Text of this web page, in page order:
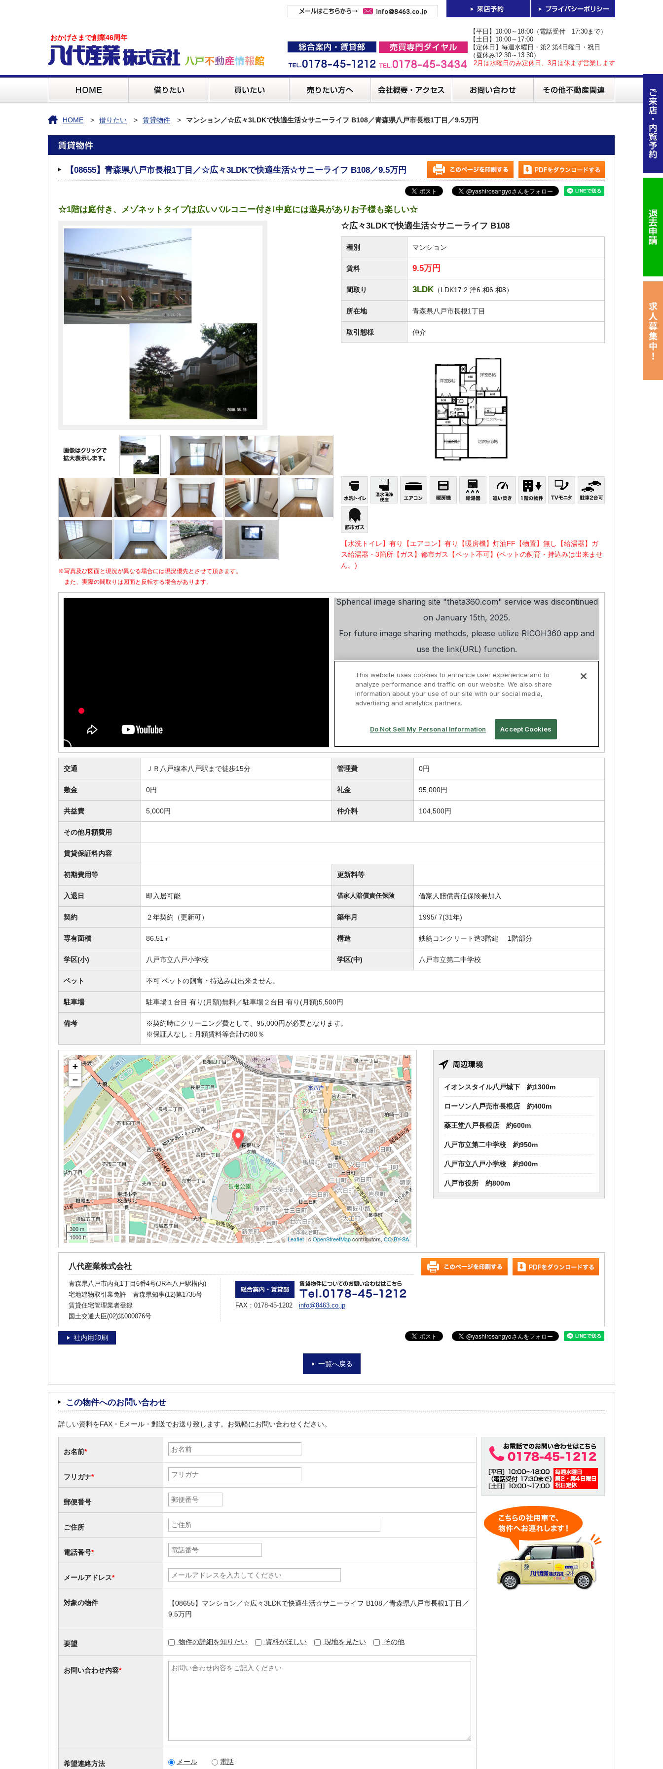
おかげさまで創業46周年
【平日】10:00～18:00（電話受付 17:30まで）
【土日】10:00～17:00
【定休日】毎週水曜日・第2 第4日曜日・祝日
（昼休み12:30～13:30）
2月は水曜日のみ定休日、3月は休まず営業します
HOME 借りたい 賃貸物件 マンション／☆広々3LDKで快適生活☆サニーライフ B108／青森県八戸市長根1丁目／9.5万円
【08655】青森県八戸市長根1丁目／☆広々3LDKで快適生活☆サニーライフ B108／9.5万円
☆1階は庭付き、メゾネットタイプは広いバルコニー付き!中庭には遊具がありお子様も楽しい☆
※写真及び図面と現況が異なる場合には現況優先とさせて頂きます。
また、実際の間取りは図面と反転する場合があります。
☆広々3LDKで快適生活☆サニーライフ B108
種別 マンション
賃料 9.5万円
間取り 3LDK （LDK17.2 洋6 和6 和8）
所在地 青森県八戸市長根1丁目
取引態様 仲介
【水洗トイレ】有り【エアコン】有り【暖房機】灯油FF【物置】無し【給湯器】ガ
ス給湯器・3箇所【ガス】都市ガス【ペット不可】(ペットの飼育・持込みは出来ませ
ん。)
交通 ＪＲ八戸線本八戸駅まで徒歩15分 管理費 0円
敷金 0円 礼金 95,000円
共益費 5,000円 仲介料 104,500円
その他月額費用
賃貸保証料内容
初期費用等 更新料等
入退日 即入居可能 借家人賠償責任保険 借家人賠償責任保険要加入
契約 ２年契約（更新可） 築年月 1995/ 7(31年)
専有面積 86.51㎡ 構造 鉄筋コンクリート造3階建 1階部分
学区(小) 八戸市立八戸小学校 学区(中) 八戸市立第二中学校
ペット 不可 ペットの飼育・持込みは出来ません。
駐車場 駐車場１台目 有り(月額)無料／駐車場２台目 有り(月額)5,500円
備考
※契約時にクリーニング費として、95,000円が必要となります。
※保証人なし：月額賃料等合計の80％
イオンスタイル八戸城下 約1300m
ローソン八戸売市長根店 約400m
薬王堂八戸長根店 約600m
八戸市立第二中学校 約950m
八戸市立八戸小学校 約900m
八戸市役所 約800m
+
−
300 m
1000 ft
Leaflet | cOpenStreetMapcontributors,CC-BY-SA
八代産業株式会社
青森県八戸市内丸1丁目6番4号(JR本八戸駅構内)
宅地建物取引業免許 青森県知事(12)第1735号
賃貸住宅管理業者登録
国土交通大臣(02)第000076号
FAX：0178-45-1202 info@8463.co.jp
社内用印刷
一覧へ戻る
この物件へのお問い合わせ
詳しい資料をFAX・Eメール・郵送でお送り致します。お気軽にお問い合わせください。
お名前*
フリガナ*
郵便番号
ご住所
電話番号*
メールアドレス*
対象の物件
【08655】マンション／☆広々3LDKで快適生活☆サニーライフ B108／青森県八戸市長根1丁目／
9.5万円
要望 物件の詳細を知りたい 資料がほしい 現地を見たい その他
お問い合わせ内容*
希望連絡方法 メール 電話